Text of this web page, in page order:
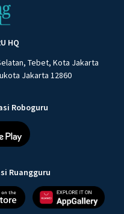
HQ
Tebet, Kota Jakarta
Jakarta 12860
Roboguru
Ruangguru